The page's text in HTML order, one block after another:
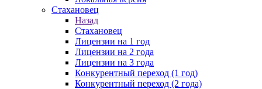
Стахановец
Назад
Стахановец
Лицензии на 1 год
Лицензии на 2 года
Лицензии на 3 года
Конкурентный переход (1 год)
Конкурентный переход (2 года)